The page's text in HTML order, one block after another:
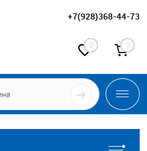
+7(928)368-44-73
0 0